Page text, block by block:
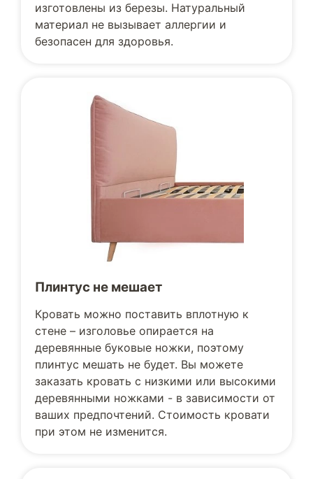
изготовлены из березы. Натуральный
материал не вызывает аллергии и
безопасен для здоровья.
Плинтус не мешает
Кровать можно поставить вплотную к
стене – изголовье опирается на
деревянные буковые ножки, поэтому
плинтус мешать не будет. Вы можете
заказать кровать с низкими или высокими
деревянными ножками - в зависимости от
ваших предпочтений. Стоимость кровати
при этом не изменится.